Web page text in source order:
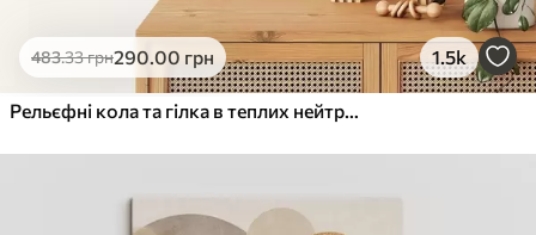
Еко-Преміум
.00грн
✓Яскраві, насичені кольори
Поверхня з текстурою полотна
Екологічний матеріал
483.33грн290.00 грн 1.5k
Рельєфні кола та гілка в теплих нейтральних тонах